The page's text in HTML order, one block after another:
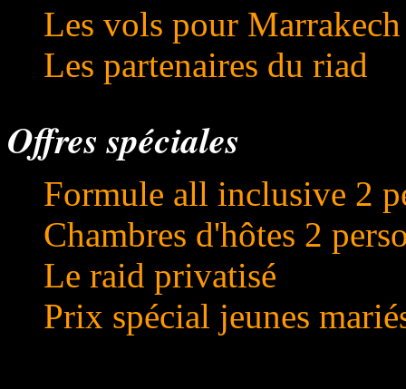
Les vols pour Marrakech
Les partenaires du riad
Offres spéciales
Formule all inclusive 2
Chambres d'hôtes 2
Le raid privatisé
Prix spécial jeunes